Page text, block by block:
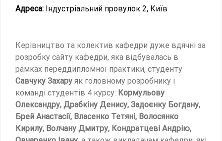
Адреса: Індустріальний провулок 2, Київ
Керівництво та колектив кафедри дуже вдячні за
розробку сайту кафедри, яка відбувалась в
рамках переддипломної практики, студенту
Савчуку Захару як головному розробнику і
команді студентів 4 курсу: Кормульову
Олександру, Драбкіну Денису, Задоєнку Богдану,
Брей Анастасії, Власенко Тетяні, Волосянко
Кирилу, Волчану Дмитру, Кондратцеві Андрію,